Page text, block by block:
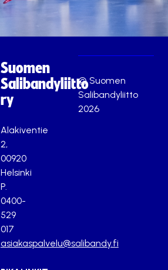
Suomen
Salibandyliitto
ry
Alakiventie
2,
00920
Helsinki
P.
0400-
529
017
asiakaspalvelu@salibandy.fi
© Suomen
Salibandyliitto
2026